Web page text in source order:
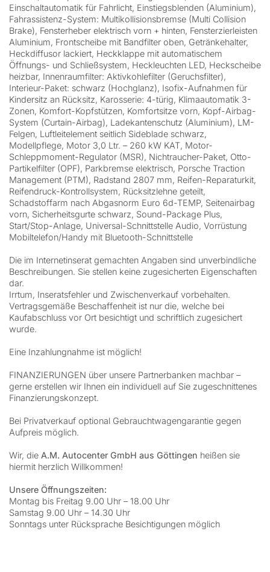
Einschaltautomatik für Fahrlicht, Einstiegsblenden (Aluminium),
Fahrassistenz-System: Multikollisionsbremse (Multi Collision
Brake), Fensterheber elektrisch vorn + hinten, Fensterzierleisten
Aluminium, Frontscheibe mit Bandfilter oben, Getränkehalter,
Heckdiffusor lackiert, Heckklappe mit automatischem
Öffnungs- und Schließsystem, Heckleuchten LED, Heckscheibe
heizbar, Innenraumfilter: Aktivkohlefilter (Geruchsfilter),
Interieur-Paket: schwarz (Hochglanz), Isofix-Aufnahmen für
Kindersitz an Rücksitz, Karosserie: 4-türig, Klimaautomatik 3-
Zonen, Komfort-Kopfstützen, Komfortsitze vorn, Kopf-Airbag-
System (Curtain-Airbag), Ladekantenschutz (Aluminium), LM-
Felgen, Luftleitelement seitlich Sideblade schwarz,
Modellpflege, Motor 3,0 Ltr. – 260 kW KAT, Motor-
Schleppmoment-Regulator (MSR), Nichtraucher-Paket, Otto-
Partikelfilter (OPF), Parkbremse elektrisch, Porsche Traction
Management (PTM), Radstand 2807 mm, Reifen-Reparaturkit,
Reifendruck-Kontrollsystem, Rücksitzlehne geteilt,
Schadstoffarm nach Abgasnorm Euro 6d-TEMP, Seitenairbag
vorn, Sicherheitsgurte schwarz, Sound-Package Plus,
Start/Stop-Anlage, Universal-Schnittstelle Audio, Vorrüstung
Mobiltelefon/Handy mit Bluetooth-Schnittstelle
Die im Internetinserat gemachten Angaben sind unverbindliche
Beschreibungen. Sie stellen keine zugesicherten Eigenschaften
dar.
Irrtum, Inseratsfehler und Zwischenverkauf vorbehalten.
Vertragsgemäße Beschaffenheit ist nur die, welche bei
Kaufabschluss vor Ort besichtigt und schriftlich zugesichert
wurde.
Eine Inzahlungnahme ist möglich!
FINANZIERUNGEN über unsere Partnerbanken machbar –
gerne erstellen wir Ihnen ein individuell auf Sie zugeschnittenes
Finanzierungskonzept.
Bei Privatverkauf optional Gebrauchtwagengarantie gegen
Aufpreis möglich.
Wir, die A.M. Autocenter GmbH aus Göttingen heißen sie
hiermit herzlich Willkommen!
Unsere Öffnungszeiten:
Montag bis Freitag 9.00 Uhr – 18.00 Uhr
Samstag 9.00 Uhr – 14.30 Uhr
Sonntags unter Rücksprache Besichtigungen möglich